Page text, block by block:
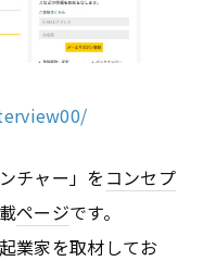
チャー」を コンセプ
ページです。
業家を取材してお